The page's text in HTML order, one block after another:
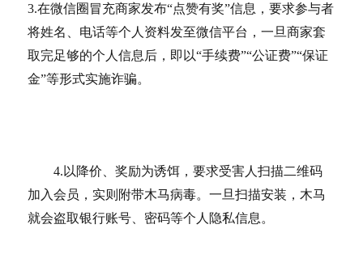
3.在微信圈冒充商家发布“点赞有奖”信息，要求参与者
将姓名、电话等个人资料发至微信平台，一旦商家套
取完足够的个人信息后，即以“手续费”“公证费”“保证
金”等形式实施诈骗。
4.以降价、奖励为诱饵，要求受害人扫描二维码
加入会员，实则附带木马病毒。一旦扫描安装，木马
就会盗取银行账号、密码等个人隐私信息。